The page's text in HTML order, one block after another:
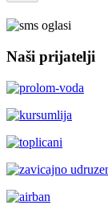
Naši prijatelji